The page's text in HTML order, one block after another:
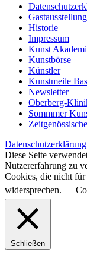
Historie
Impressum
Kunst
Kunstbörse
Künstler
Kunstmeile
Newsletter
Oberberg-
Sommmer
Datenschutzerklärung
Diese Seite
Nutzererfahrung zu
Cookies, die nicht für
widersprechen.
Schließen